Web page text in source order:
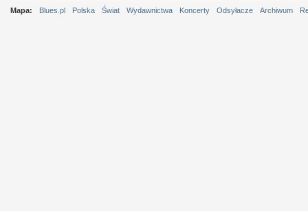
Mapa: Blues.pl Polska Świat Wydawnictwa Koncerty Odsyłacze Archiwum